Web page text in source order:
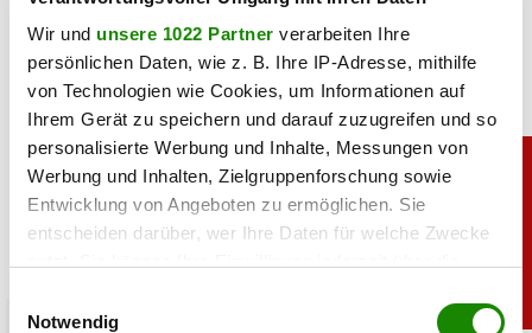
Wir und unsere 1022 Partner verarbeiten Ihre
persönlichen Daten, wie z. B. Ihre IP-Adresse, mithilfe
von Technologien wie Cookies, um Informationen auf
Ihrem Gerät zu speichern und darauf zuzugreifen und so
personalisierte Werbung und Inhalte, Messungen von
Werbung und Inhalten, Zielgruppenforschung sowie
Entwicklung von Angeboten zu ermöglichen. Sie
entscheiden darüber, wer Ihre Daten für welche Zwecke
Trigger Symbol ändern oder widerrufen
Notwendig
sport